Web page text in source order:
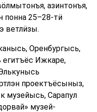
азинтонъя,
понна 25–28-тӥ
ветлӥзы.
Оренбургысь,
Ижкаре,
проектъёсыныз,
музейысь, Сарапул
музей-